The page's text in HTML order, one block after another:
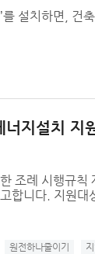
설치하면,
지설치 지
조례 시행규
합니다. 지원
원전하나줄이기